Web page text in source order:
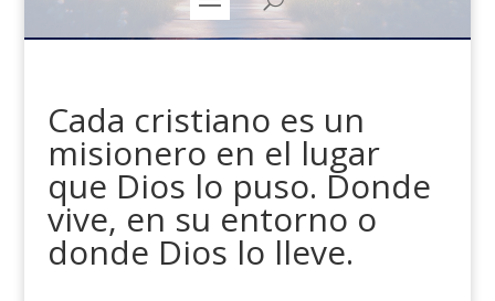
Cada cristiano es un
misionero en el lugar
que Dios lo puso. Donde
vive, en su entorno o
donde Dios lo lleve.